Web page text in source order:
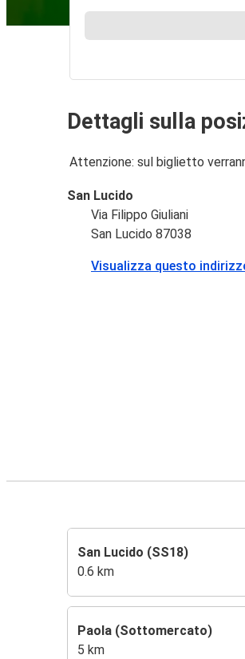
Dettagli sulla
Attenzione: sul biglietto
San Lucido
Via Filippo Giuliani
San Lucido 87038
Visualizza questo
San Lucido (SS18)
0.6 km
Paola (Sottomercato)
5 km